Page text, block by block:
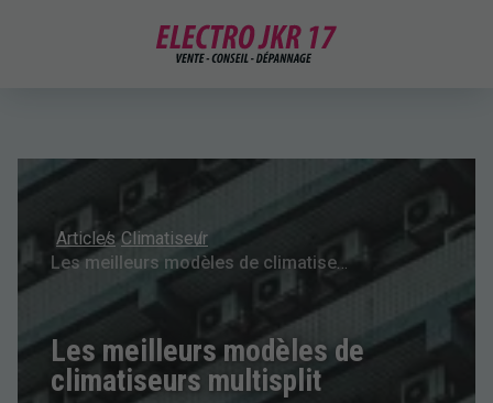
Articles Climatiseur
Les meilleurs modèles de climatiseurs multisplit
Les meilleurs modèles de
climatiseurs multisplit